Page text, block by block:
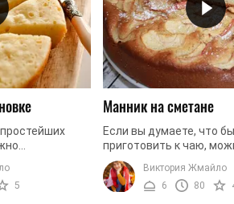
на это много
хотите
...
5
Манник на сметане
Если вы думаете, что
приготовить к чаю,
остановится на
приготовления
Это давно известное
Виктория Жмайло
6
80